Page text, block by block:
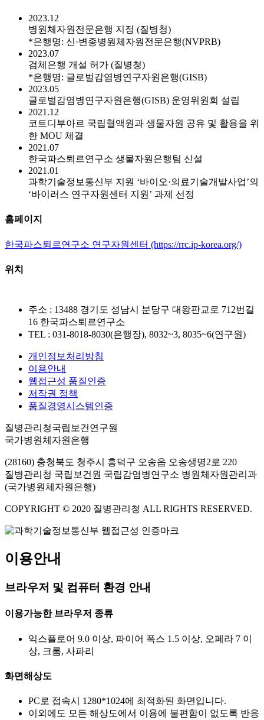
2023.12
병원체자원전문은행 지정 (질병청)
*은행명: 신·변종병원체자원전문은행(NVPRB)
2023.07
검체은행 개설 허가 (질병청)
*은행명: 글로벌감염병연구자원은행(GISB)
2023.05
글로벌감염병연구자원은행(GISB) 운영위원회 설립
2021.12
코트디부아르 국립혈액원과 생물자원 공유 및 활용을 위
한 MOU 체결
2021.07
한국파스퇴르연구소 생물자원은행팀 신설
2021.01
과학기술정보통신부 지원 ‘바이오·의료기술개발사업’의
‘바이러스 연구자원센터 지원’ 과제 선정
홈페이지
한국파스퇴르연구소 연구자원센터 (https://rrc.ip-korea.org/)
위치
주소 : 13488 경기도 성남시 분당구 대왕판교로 712번길
16 한국파스퇴르연구소
TEL : 031-8018-8030(은행장), 8032~3, 8035~6(연구원)
개인정보처리방침
이용안내
웹접근성 품질인증
저작권 정책
품질경영시스템인증
질병관리청국립보건연구원
국가병원체자원은행
(28160) 충청북도 청주시 흥덕구 오송읍 오송생명2로 220
질병관리청 국립보건원 국립감염병연구소 병원체자원관리과
(국가병원체자원은행)
COPYRIGHT © 2020 질병관리청 ALL RIGHTS RESERVED.
이용안내
브라우저 및 컴퓨터 환경 안내
이용가능한 브라우저 종류
익스플로어 9.0 이상, 파이어 폭스 1.5 이상, 오페라 7 이
상, 크롬, 사파리
화면해상도
PC로 접속시 1280*1024에 최적화된 화면입니다.
이외에도 모든 해상도에서 이용에 불편함이 없도록 반응